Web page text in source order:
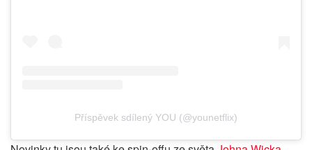
Příspěvek sdílený YOU (@younetflix)